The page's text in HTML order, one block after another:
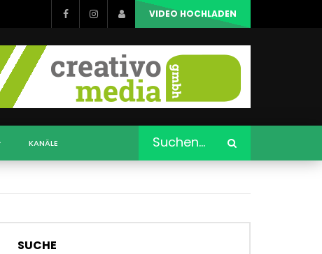
VIDEO HOCHLADEN
KANÄLE
SUCHE